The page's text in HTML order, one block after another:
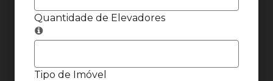
Quantidade de Elevadores
Tipo de Imóvel